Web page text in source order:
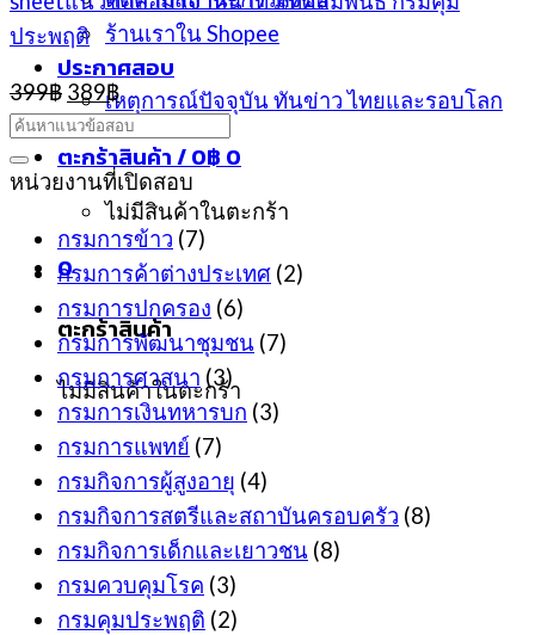
ร้านเราใน Shopee
ประกาศสอบ
เหตุการณ์ปัจจุบัน ทันข่าว ไทยและรอบโลก
ตะกร้าสินค้า /0฿ 0
ไม่มีสินค้าในตะกร้า
0
ตะกร้าสินค้า
ไม่มีสินค้าในตะกร้า
ประพฤติ
399฿ Original
price
was:
399฿.
389฿Current
price
is:
389฿.
หน่วยงานที่เปิดสอบ
กรมการข้าว (7)
กรมการค้าต่างประเทศ (2)
กรมการปกครอง (6)
กรมการพัฒนาชุมชน (7)
กรมการศาสนา (3)
กรมการเงินทหารบก (3)
กรมการแพทย์ (7)
กรมกิจการผู้สูงอายุ (4)
กรมกิจการสตรีและสถาบันครอบครัว (8)
กรมกิจการเด็กและเยาวชน (8)
กรมควบคุมโรค (3)
กรมคุมประพฤติ (2)